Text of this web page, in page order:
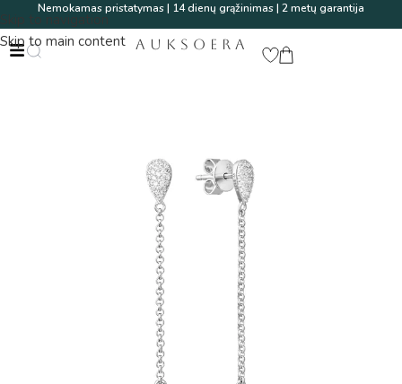
Skip to navigation
Skip to main content
Nemokamas pristatymas | 14 dienų grąžinimas | 2 metų garantija
AUKSOERA